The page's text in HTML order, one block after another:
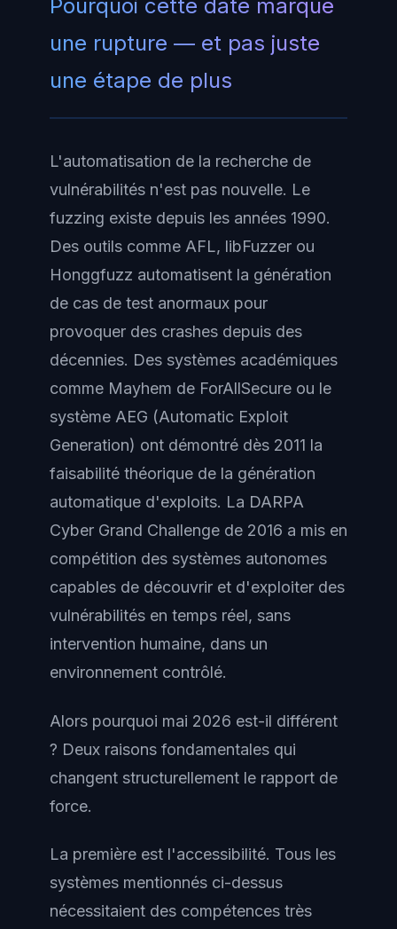
Pourquoi cette date marque
une rupture — et pas juste
une étape de plus
L'automatisation de la recherche de
vulnérabilités n'est pas nouvelle. Le
fuzzing existe depuis les années 1990.
Des outils comme AFL, libFuzzer ou
Honggfuzz automatisent la génération
de cas de test anormaux pour
provoquer des crashes depuis des
décennies. Des systèmes académiques
comme Mayhem de ForAllSecure ou le
système AEG (Automatic Exploit
Generation) ont démontré dès 2011 la
faisabilité théorique de la génération
automatique d'exploits. La DARPA
Cyber Grand Challenge de 2016 a mis en
compétition des systèmes autonomes
capables de découvrir et d'exploiter des
vulnérabilités en temps réel, sans
intervention humaine, dans un
environnement contrôlé.
Alors pourquoi mai 2026 est-il différent
? Deux raisons fondamentales qui
changent structurellement le rapport de
force.
La première est l'accessibilité. Tous les
systèmes mentionnés ci-dessus
nécessitaient des compétences très